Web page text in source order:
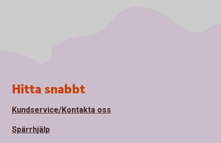
Sidfot
Hitta snabbt
Kundservice/Kontakta oss
Spärrhjälp